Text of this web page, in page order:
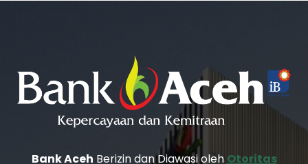
Bank Aceh Berizin dan Diawasi oleh Otoritas